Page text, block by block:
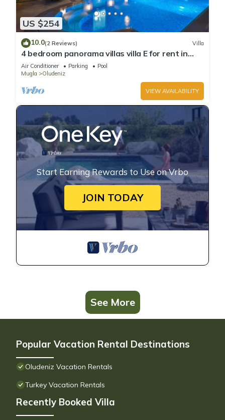
US $254
10.0(2 Reviews) Villa
4 bedroom panorama villas villa E for rent in
ölüdeniz fethiye
Air Conditioner Parking
Pool
Mugla
Oludeniz
VIEW AVAILABILITY
Start Earning Rewards to Use on Vrbo
JOIN TODAY
See More
Popular Vacation Rental Destinations
Oludeniz Vacation Rentals
Turkey Vacation Rentals
Recently Booked Villa